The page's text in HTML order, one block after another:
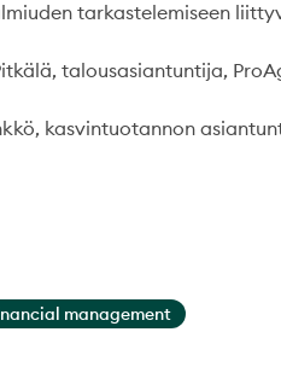
tarkastelemiseen
talousasiantuntija,
kasvintuotannon
management